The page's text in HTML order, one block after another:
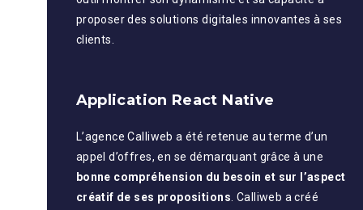
proposer des solutions digitales innovantes à ses
clients.
Application React Native
L’agence Calliweb a été retenue au terme d’un
appel d’offres, en se démarquant grâce à une
bonne compréhension du besoin et sur l’aspect
créatif de ses propositions . Calliweb a créé